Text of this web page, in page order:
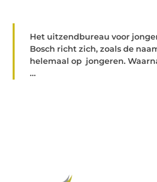
Het uitzendbureau voor
Bosch richt zich, zoals de
helemaal op jongeren.
...